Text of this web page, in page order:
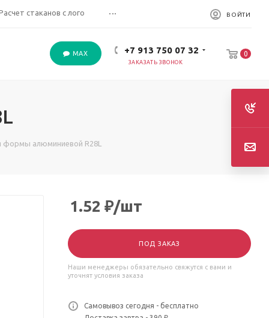
стаканов с лого ... ВОЙТИ
MAX +7 913 750 07 32
ЗАКАЗАТЬ ЗВОНОК
0
алюминиевой R28L
1.52 ₽/шт
ПОД ЗАКАЗ
Наши менеджеры обязательно свяжутся с вами и
уточнят условия заказа
Самовывоз сегодня - бесплатно